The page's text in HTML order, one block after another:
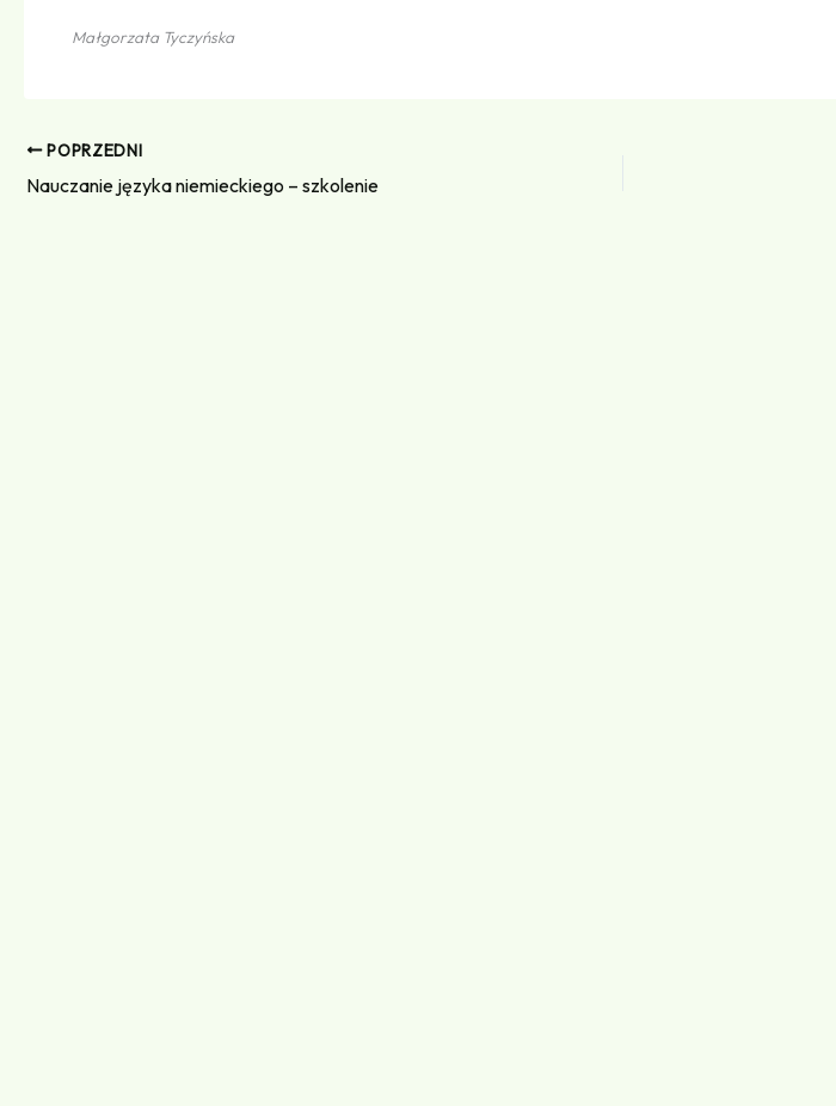
Małgorzata Tyczyńska
POPRZEDNI
Nauczanie języka niemieckiego – szkolenie